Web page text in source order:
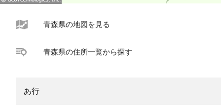
青森県の地図を見る
青森県の住所一覧から探す
あ行